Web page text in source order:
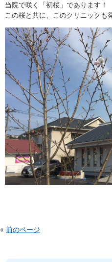
当院で咲く「初桜」であります！
この桜と共に、このクリニックも
« 前のページ